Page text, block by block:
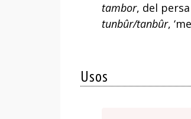
tambor, del persa
tunbûr/tanbûr,
Usos